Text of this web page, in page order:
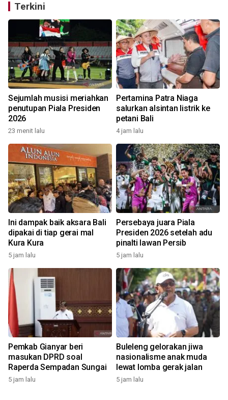
Terkini
Sejumlah musisi meriahkan
penutupan Piala Presiden
2026
23 menit lalu
Pertamina Patra Niaga
salurkan alsintan listrik ke
petani Bali
4 jam lalu
Ini dampak baik aksara Bali
dipakai di tiap gerai mal
Kura Kura
5 jam lalu
Persebaya juara Piala
Presiden 2026 setelah adu
pinalti lawan Persib
5 jam lalu
Pemkab Gianyar beri
masukan DPRD soal
Raperda Sempadan Sungai
5 jam lalu
Buleleng gelorakan jiwa
nasionalisme anak muda
lewat lomba gerak jalan
5 jam lalu